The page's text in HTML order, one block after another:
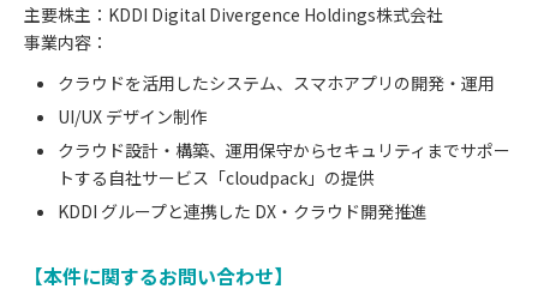
主要株主：KDDI Digital Divergence Holdings株式会社
事業内容：
クラウドを活用したシステム、スマホアプリの開発・運用
UI/UX デザイン制作
クラウド設計・構築、運用保守からセキュリティまでサポー
トする自社サービス「cloudpack」の提供
KDDI グループと連携した DX・クラウド開発推進
【本件に関するお問い合わせ】